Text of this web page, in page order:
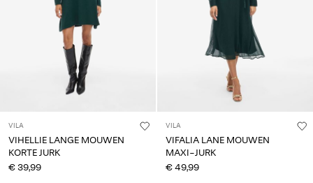
VILA
VIHELLIE LANGE MOUWEN
KORTE JURK
€ 39,99
VILA
VIFALIA LANE MOUWEN
MAXI-JURK
€ 49,99